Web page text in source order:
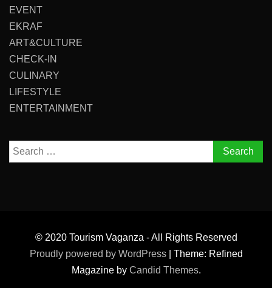
EVENT
EKRAF
ART&CULTURE
CHECK-IN
CULINARY
LIFESTYLE
ENTERTAINMENT
Search
for:
© 2020 Tourism Vaganza - All Rights Reserved
Proudly powered by WordPress
Theme: Refined
Magazine by Candid Themes.